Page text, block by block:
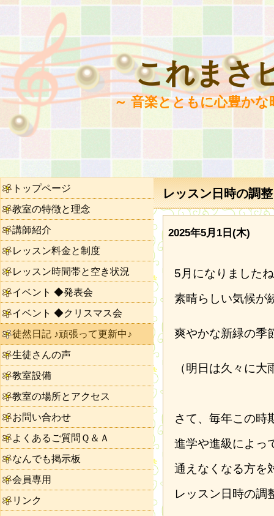
これまさ
～ 音楽とともに心豊か
レッスン日時の調
2025年5月1日(木)
5月になりました
素晴らしい気候が
爽やかな新緑の季
（明日は久々に
さて、毎年この時
進学や進級によっ
通えなくなる方を
レッスン日時の調
トップページ
教室の特徴と理念
講師紹介
レッスン料金と制度
レッスン時間帯と空き状況
イベント ◆発表会
イベント ◆クリスマス会
徒然日記 ♪頑張って更新中♪
生徒さんの声
教室設備
教室の場所とアクセス
お問い合わせ
よくあるご質問Ｑ＆Ａ
なんでも掲示板
会員専用
リンク